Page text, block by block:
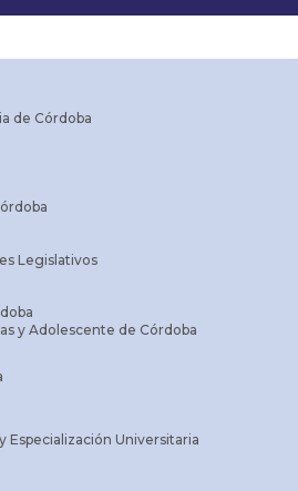
de Córdoba
Legislativos
y Adolescente de Córdoba
Especialización Universitaria